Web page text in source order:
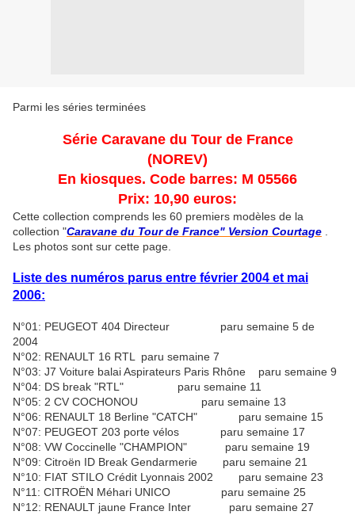
Parmi les séries terminées
Série Caravane du Tour de France
(NOREV)
En kiosques. Code barres: M 05566
Prix: 10,90 euros:
Cette collection comprends les 60 premiers modèles de la
collection "Caravane du Tour de France" Version Courtage
Les photos sont sur cette page.
Liste des numéros parus entre février 2004 et mai
2006:
N°01: PEUGEOT 404 Directeur paru semaine 5 de
2004
N°02: RENAULT 16 RTL paru semaine 7
N°03: J7 Voiture balai Aspirateurs Paris Rhône paru semaine 9
N°04: DS break "RTL" paru semaine 11
N°05: 2 CV COCHONOU paru semaine 13
N°06: RENAULT 18 Berline "CATCH" paru semaine 15
N°07: PEUGEOT 203 porte vélos paru semaine 17
N°08: VW Coccinelle "CHAMPION" paru semaine 19
N°09: Citroën ID Break Gendarmerie paru semaine 21
N°10: FIAT STILO Crédit Lyonnais 2002 paru semaine 23
N°11: CITROËN Méhari UNICO paru semaine 25
N°12: RENAULT jaune France Inter paru semaine 27